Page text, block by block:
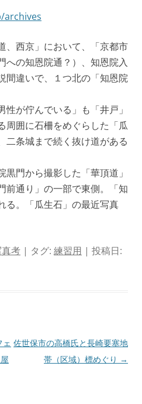
archives
、西京」において、「京都市
への知恩院通？）、知恩院入
間違いで、１つ北の「知恩院
性が佇んでいる」も「井戸」
周囲に石柵をめぐらした「瓜
二条城まで続く抜け道がある
門から撮影した「華頂道」
前通り」の一部で東側。「知
る。「瓜生石」の最近写真
考 | タグ: 練習用 | 投稿日:
佐世保市の高橋氏と長崎要塞地
帯（区域）標めぐり →